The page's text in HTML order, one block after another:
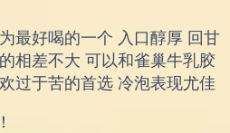
最好喝的一个 入口醇厚 回甘
相差不大 可以和雀巢牛乳胶
过于苦的首选 冷泡表现尤佳